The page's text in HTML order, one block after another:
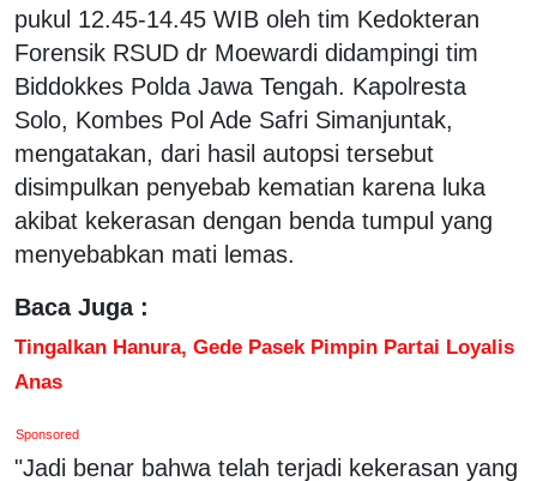
pukul 12.45-14.45 WIB oleh tim Kedokteran
Forensik RSUD dr Moewardi didampingi tim
Biddokkes Polda Jawa Tengah. Kapolresta
Solo, Kombes Pol Ade Safri Simanjuntak,
mengatakan, dari hasil autopsi tersebut
disimpulkan penyebab kematian karena luka
akibat kekerasan dengan benda tumpul yang
menyebabkan mati lemas.
Baca Juga :
Tingalkan Hanura, Gede Pasek Pimpin Partai Loyalis
Anas
Sponsored
"Jadi benar bahwa telah terjadi kekerasan yang